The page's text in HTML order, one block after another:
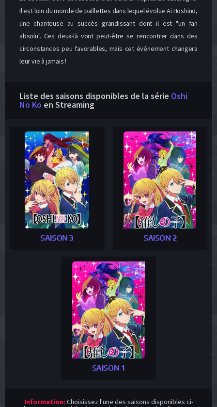
Il est loin du monde de paillettes dans lequel évolue Ai Hoshino,
une chanteuse au succès grandissant dont il est "un fan
absolu". Ces deux-là vont peut-être se rencontrer dans des
circonstances peu favorables, mais cet événement changera
leur vie à jamais !
Liste des saisons disponibles de la série Oshi
No Ko en Streaming
SAISON 3 SAISON 2
SAISON 1
Information: Choisissez l'une des saisons disponibles ci-